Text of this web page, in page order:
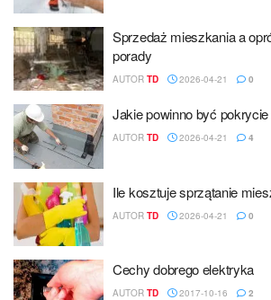
Sprzedaż mieszkania a
porady
AUTOR TD 2026-04-21 0
Jakie powinno być
AUTOR TD 2026-04-21 4
Ile kosztuje sprzątanie
AUTOR TD 2026-04-21 0
Cechy dobrego elektryka
AUTOR TD 2017-10-16 2